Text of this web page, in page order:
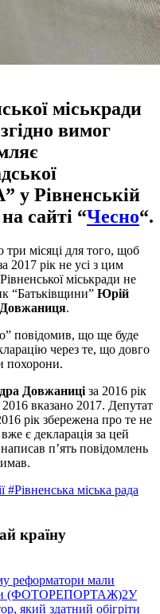
міськради
вимог
у Рівненській
сайті “Чесно“.
три місяці для того, щоб
2017 рік не усі з цим
міськради не
“Батьківщини” Юрій
.
повідомив, що ще буде
через те, що довго
похорони.
Довжаниці за 2016 рік
2016 вказано 2017. Депутат
рік збережена про те не
є декларація за цей
п’ять повідомлень
#Рівненська міська рада
країну
реформатори мали
(ФОТОРЕПОРТАЖ)2У
який здатний обігріти